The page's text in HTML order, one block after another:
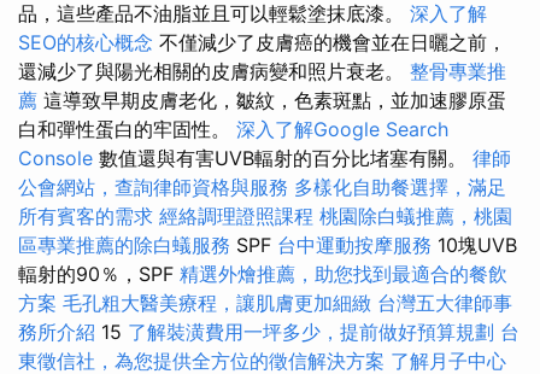
品，這些產品不油脂並且可以輕鬆塗抹底漆。 深入了解
SEO的核心概念 不僅減少了皮膚癌的機會並在日曬之前，
還減少了與陽光相關的皮膚病變和照片衰老。 整骨專業推
薦 這導致早期皮膚老化，皺紋，色素斑點，並加速膠原蛋
白和彈性蛋白的牢固性。 深入了解Google Search
Console 數值還與有害UVB輻射的百分比堵塞有關。 律師
公會網站，查詢律師資格與服務 多樣化自助餐選擇，滿足
所有賓客的需求 經絡調理證照課程 桃園除白蟻推薦，桃園
區專業推薦的除白蟻服務 SPF 台中運動按摩服務 10塊UVB
輻射的90％，SPF 精選外燴推薦，助您找到最適合的餐飲
方案 毛孔粗大醫美療程，讓肌膚更加細緻 台灣五大律師事
務所介紹 15 了解裝潢費用一坪多少，提前做好預算規劃 台
東徵信社，為您提供全方位的徵信解決方案 了解月子中心